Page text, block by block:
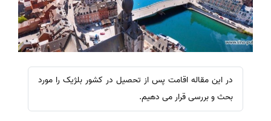
در این مقاله اقامت پس از تحصیل در کشور بلژیک را مورد
بحث و بررسی قرار می دهیم.